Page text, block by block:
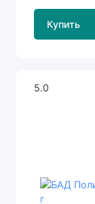
Купить
5.0